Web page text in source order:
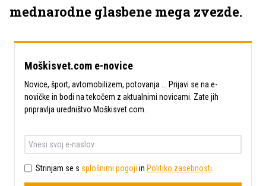
mednarodne glasbene mega zvezde.
Moškisvet.com e-novice
Novice, šport, avtomobilizem, potovanja ... Prijavi se na e-
novičke in bodi na tekočem z aktualnimi novicami. Zate jih
pripravlja uredništvo Moškisvet.com.
Strinjam se s splošnimi pogoji in Politiko zasebnosti